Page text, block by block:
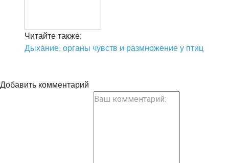
Читайте также:
Дыхание, органы чувств и размножение у птиц
Добавить комментарий